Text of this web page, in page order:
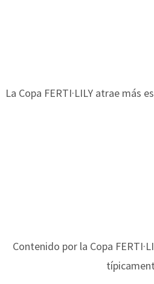
La Copa FERTI·LILY atrae más
Contenido por la Copa